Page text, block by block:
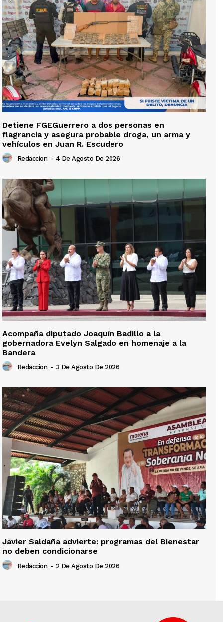
Detiene FGEGuerrero a dos personas en
flagrancia y asegura probable droga, un arma y
vehículos en Juan R. Escudero
Redaccion - 4 De Agosto De 2026
Acompaña diputado Joaquín Badillo a la
gobernadora Evelyn Salgado en homenaje a la
Bandera
Redaccion - 3 De Agosto De 2026
Javier Saldaña advierte: programas del Bienestar
no deben condicionarse
Redaccion - 2 De Agosto De 2026